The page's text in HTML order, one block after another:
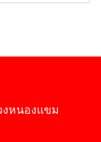
งหนองแขม